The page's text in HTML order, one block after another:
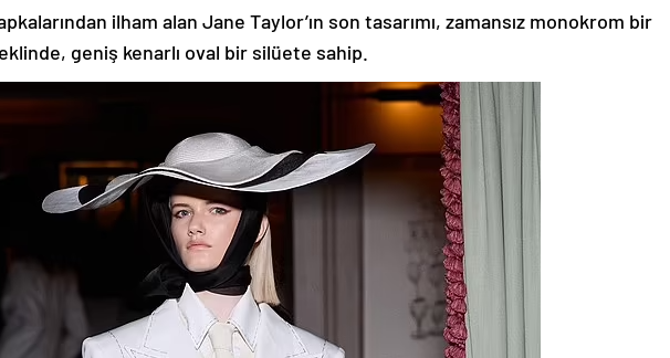
ilham alan Jane Taylor’ın son tasarımı, zamansız monokrom bir
geniş kenarlı oval bir silüete sahip.